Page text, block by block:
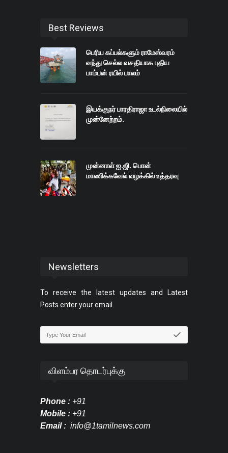
Best Reviews
பெரிய கப்பல்களும் ராமேஸ்வரம்
வந்து செல்ல வசதியாக புதிய
பாம்பன் ரயில் பாலம்
இயக்குநர் பாரதிராஜா உடல்நிலையில்
முன்னேற்றம்.
முன்னாள் ஐ.ஜி. பொன்
மாணிக்கவேல் வழக்கில் உத்தரவு
Newsletters
To receive the latest updates and Latest
Posts enter your email.
விளம்பர தொடர்புக்கு
Phone : +91
Mobile : +91
Email : info@1tamilnews.com